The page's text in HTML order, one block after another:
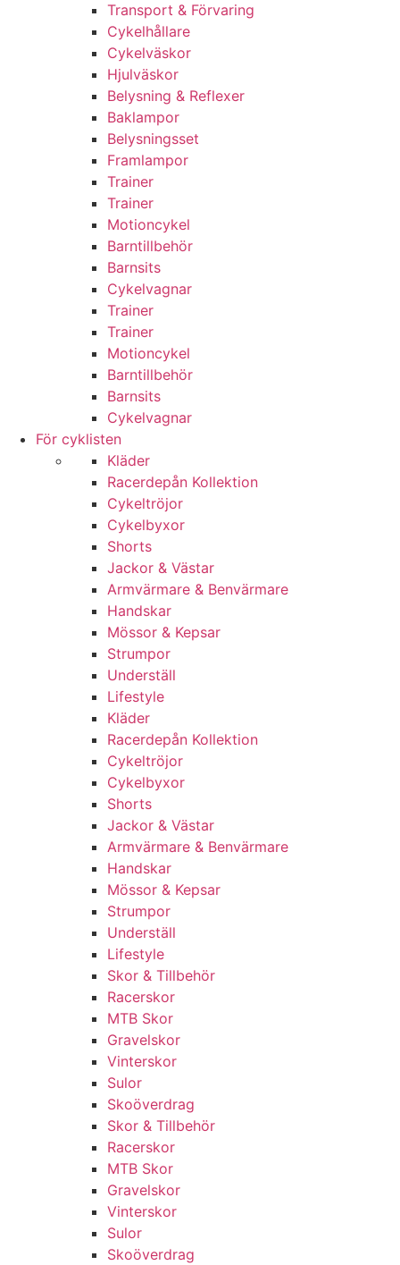
Transport & Förvaring
Cykelhållare
Cykelväskor
Hjulväskor
Belysning & Reflexer
Baklampor
Belysningsset
Framlampor
Trainer
Trainer
Motioncykel
Barntillbehör
Barnsits
Cykelvagnar
Trainer
Trainer
Motioncykel
Barntillbehör
Barnsits
Cykelvagnar
För cyklisten
Kläder
Racerdepån Kollektion
Cykeltröjor
Cykelbyxor
Shorts
Jackor & Västar
Armvärmare & Benvärmare
Handskar
Mössor & Kepsar
Strumpor
Underställ
Lifestyle
Kläder
Racerdepån Kollektion
Cykeltröjor
Cykelbyxor
Shorts
Jackor & Västar
Armvärmare & Benvärmare
Handskar
Mössor & Kepsar
Strumpor
Underställ
Lifestyle
Skor & Tillbehör
Racerskor
MTB Skor
Gravelskor
Vinterskor
Sulor
Skoöverdrag
Skor & Tillbehör
Racerskor
MTB Skor
Gravelskor
Vinterskor
Sulor
Skoöverdrag